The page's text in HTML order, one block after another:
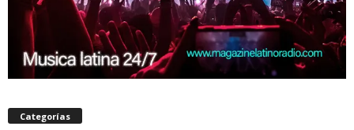
Categorías